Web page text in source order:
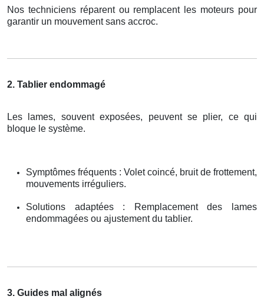
Nos techniciens réparent ou remplacent les moteurs pour
garantir un mouvement sans accroc.
2. Tablier endommagé
Les lames, souvent exposées, peuvent se plier, ce qui
bloque le système.
Symptômes fréquents : Volet coincé, bruit de frottement,
mouvements irréguliers.
Solutions adaptées : Remplacement des lames
endommagées ou ajustement du tablier.
3. Guides mal alignés